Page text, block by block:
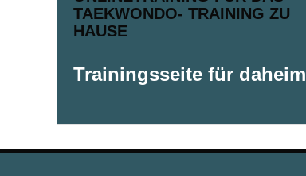
TAEKWONDO- TRAINING ZU
HAUSE
Trainingsseite für daheim